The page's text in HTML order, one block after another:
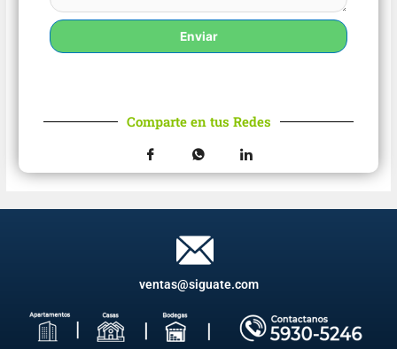
Enviar
Comparte en tus Redes
ventas@siguate.com